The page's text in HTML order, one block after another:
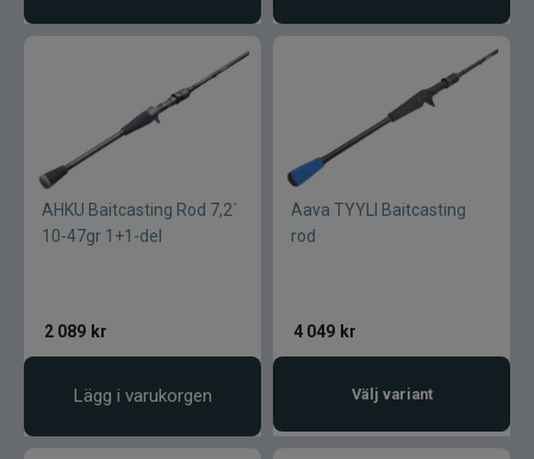
AHKU Baitcasting Rod 7,2´
10-47gr 1+1-del
2 089 kr
Lägg i varukorgen
Aava TYYLI Baitcasting
rod
4 049 kr
Välj variant